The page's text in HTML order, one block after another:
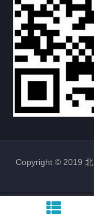
北京乾行捷通荣
领ICT与AI行业发
2025/12/22 525
唯一非北美厂商
2024/08/07
Copyright © 2019